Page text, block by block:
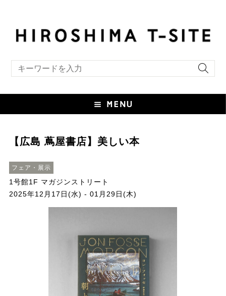
【広島 蔦屋書店】美しい本
フェア・展示
1号館1F マガジンストリート
2025年12月17日(水) - 01月29日(木)